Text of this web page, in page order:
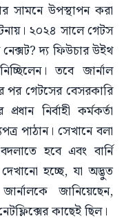
সামনে উপস্থাপন করা
২০২৪ সালে গেটস
নেক্সট? দ্য ফিউচার উইথ
তবে জার্নাল
পর গেটসের বেসরকারি
নির্বাহী কর্মকর্তা
পাঠান। সেখানে বলা
হবে এবং বার্নি
দেখানো হচ্ছে, যা অদ্ভুত
জানিয়েছেন,
কাছেই ছিল।